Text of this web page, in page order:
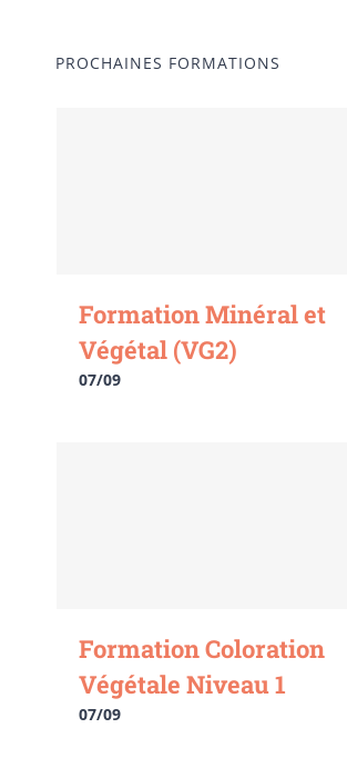
PROCHAINES FORMATIONS
Formation Minéral et
Végétal (VG2)
07/09
Formation Coloration
Végétale Niveau 1
07/09